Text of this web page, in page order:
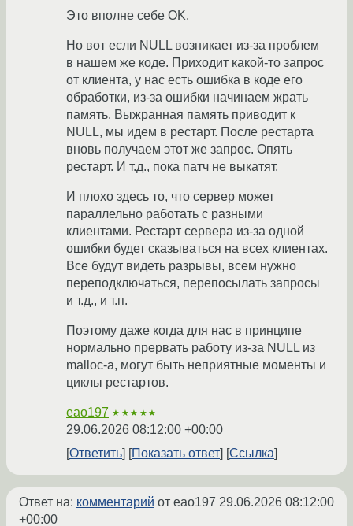
Это вполне себе OK.
Но вот если NULL возникает из-за проблем
в нашем же коде. Приходит какой-то запрос
от клиента, у нас есть ошибка в коде его
обработки, из-за ошибки начинаем жрать
память. Выжранная память приводит к
NULL, мы идем в рестарт. После рестарта
вновь получаем этот же запрос. Опять
рестарт. И т.д., пока патч не выкатят.
И плохо здесь то, что сервер может
параллельно работать с разными
клиентами. Рестарт сервера из-за одной
ошибки будет сказываться на всех клиентах.
Все будут видеть разрывы, всем нужно
переподключаться, перепосылать запросы
и т.д., и т.п.
Поэтому даже когда для нас в принципе
нормально прервать работу из-за NULL из
malloc-а, могут быть неприятные моменты и
циклы рестартов.
eao197 ★★★★★
29.06.2026 08:12:00 +00:00
Ответить
Показать ответ Ссылка
Ответ на: комментарий от eao197 29.06.2026 08:12:00
+00:00